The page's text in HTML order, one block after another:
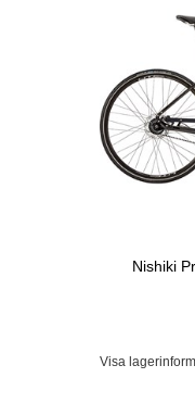
Nishiki
Visa